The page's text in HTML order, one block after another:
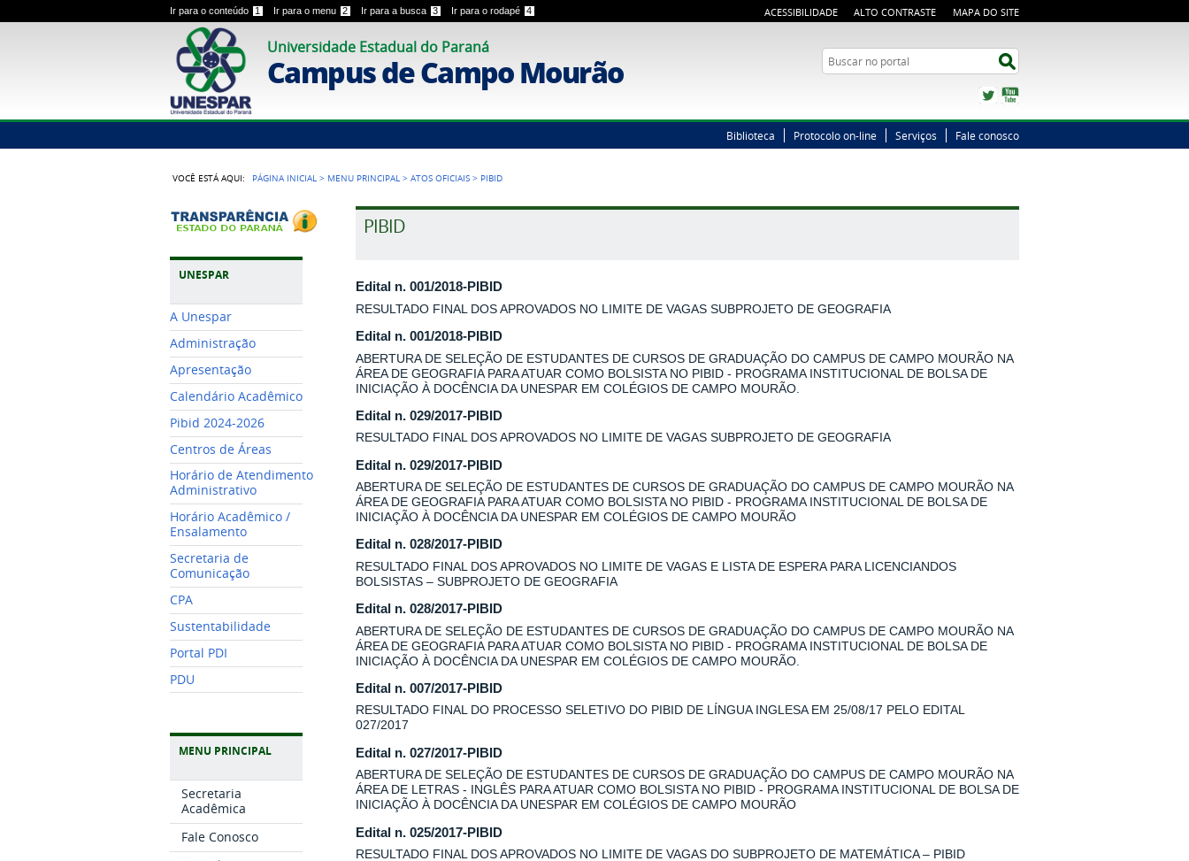
Ir para o conteúdo 1 Ir para o menu 2 Ir para a busca 3 Ir para o rodapé 4 ACESSIBILIDADE ALTO CONTRASTE MAPA DO SITE
Universidade Estadual do Paraná
Campus de Campo Mourão Busca
Twitter
Biblioteca Protocolo on-line Serviços Fale conosco
VOCÊ ESTÁ AQUI: PÁGINA INICIAL > MENU PRINCIPAL >ATOS OFICIAIS > PIBID
UNESPAR
A Unespar
Administração
Apresentação
Calendário Acadêmico
Pibid 2024-2026
Centros de Áreas
Horário de Atendimento
Administrativo
Horário Acadêmico /
Ensalamento
Secretaria de
Comunicação
CPA
Sustentabilidade
Portal PDI
PDU
MENU PRINCIPAL
Secretaria
Acadêmica
Fale Conosco
PIBID
Edital n. 001/2018-PIBID
RESULTADO FINAL DOS APROVADOS NO LIMITE DE VAGAS SUBPROJETO DE GEOGRAFIA
Edital n. 001/2018-PIBID
ABERTURA DE SELEÇÃO DE ESTUDANTES DE CURSOS DE GRADUAÇÃO DO CAMPUS DE CAMPO MOURÃO NA
ÁREA DE GEOGRAFIA PARA ATUAR COMO BOLSISTA NO PIBID - PROGRAMA INSTITUCIONAL DE BOLSA DE
INICIAÇÃO À DOCÊNCIA DA UNESPAR EM COLÉGIOS DE CAMPO MOURÃO.
Edital n. 029/2017-PIBID
RESULTADO FINAL DOS APROVADOS NO LIMITE DE VAGAS SUBPROJETO DE GEOGRAFIA
Edital n. 029/2017-PIBID
ABERTURA DE SELEÇÃO DE ESTUDANTES DE CURSOS DE GRADUAÇÃO DO CAMPUS DE CAMPO MOURÃO NA
ÁREA DE GEOGRAFIA PARA ATUAR COMO BOLSISTA NO PIBID - PROGRAMA INSTITUCIONAL DE BOLSA DE
INICIAÇÃO À DOCÊNCIA DA UNESPAR EM COLÉGIOS DE CAMPO MOURÃO
Edital n. 028/2017-PIBID
RESULTADO FINAL DOS APROVADOS NO LIMITE DE VAGAS E LISTA DE ESPERA PARA LICENCIANDOS
BOLSISTAS – SUBPROJETO DE GEOGRAFIA
Edital n. 028/2017-PIBID
ABERTURA DE SELEÇÃO DE ESTUDANTES DE CURSOS DE GRADUAÇÃO DO CAMPUS DE CAMPO MOURÃO NA
ÁREA DE GEOGRAFIA PARA ATUAR COMO BOLSISTA NO PIBID - PROGRAMA INSTITUCIONAL DE BOLSA DE
INICIAÇÃO À DOCÊNCIA DA UNESPAR EM COLÉGIOS DE CAMPO MOURÃO.
Edital n. 007/2017-PIBID
RESULTADO FINAL DO PROCESSO SELETIVO DO PIBID DE LÍNGUA INGLESA EM 25/08/17 PELO EDITAL
027/2017
Edital n. 027/2017-PIBID
ABERTURA DE SELEÇÃO DE ESTUDANTES DE CURSOS DE GRADUAÇÃO DO CAMPUS DE CAMPO MOURÃO NA
ÁREA DE LETRAS - INGLÊS PARA ATUAR COMO BOLSISTA NO PIBID - PROGRAMA INSTITUCIONAL DE BOLSA DE
INICIAÇÃO À DOCÊNCIA DA UNESPAR EM COLÉGIOS DE CAMPO MOURÃO
Edital n. 025/2017-PIBID
RESULTADO FINAL DOS APROVADOS NO LIMITE DE VAGAS DO SUBPROJETO DE MATEMÁTICA – PIBID